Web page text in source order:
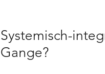
Systemisch-
Gange?